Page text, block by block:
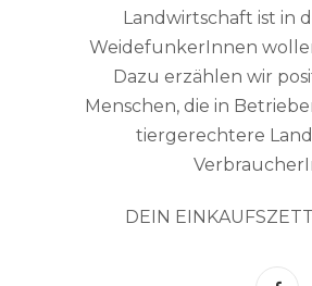
Landwirtschaft ist in
WeidefunkerInnen
Dazu erzählen wir
Menschen, die in
tiergerechtere
DEIN